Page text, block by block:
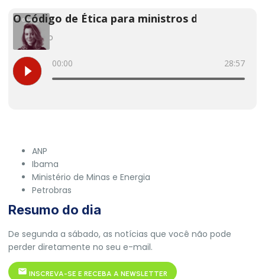
ANP
Ibama
Ministério de Minas e Energia
Petrobras
Resumo do dia
De segunda a sábado, as notícias que você não pode
perder diretamente no seu e-mail.
INSCREVA-SE E RECEBA A NEWSLETTER